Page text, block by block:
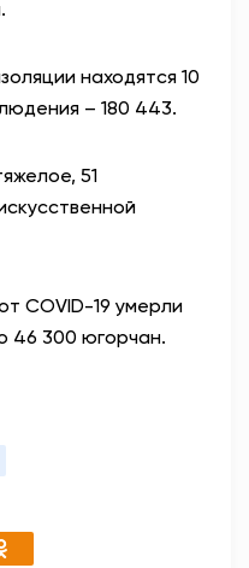
находятся 10
– 180 443.
51
COVID-19 умерли
46 300 югорчан.